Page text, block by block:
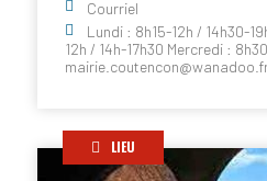
Courriel
Lundi : 8h15-12h / 14h30-
12h / 14h-17h30 Mercredi :
LIEU